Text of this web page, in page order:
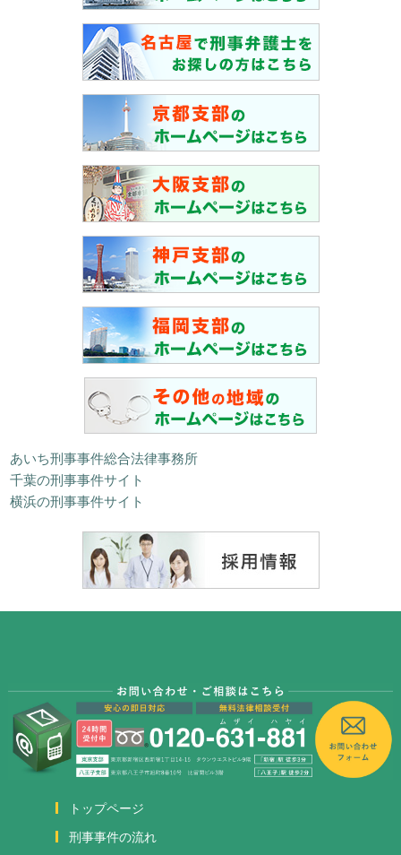
あいち刑事事件総合法律事務所
千葉の刑事事件サイト
横浜の刑事事件サイト
トップページ
刑事事件の流れ